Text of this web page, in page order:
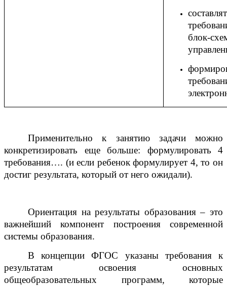
блок-
Применительно к занятию задачи можно
конкретизировать еще больше: формулировать 4
требования…. (и если ребенок формулирует 4, то он
достиг результата, который от него ожидали).
Ориентация на результаты образования – это
важнейший компонент построения современной
системы образования.
В концепции ФГОС указаны требования к
результатам освоения основных
общеобразовательных программ, которые